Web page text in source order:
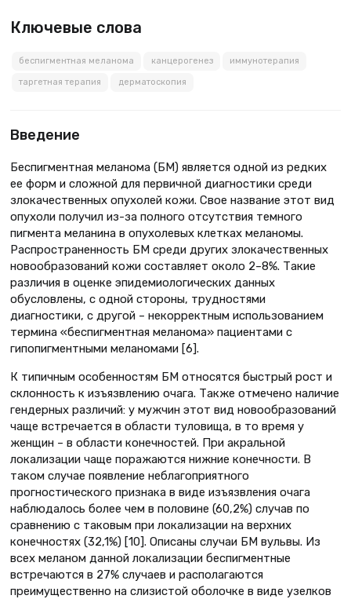
Ключевые слова
беспигментная меланома канцерогенез иммунотерапия
таргетная терапия дерматоскопия
Введение
Беспигментная меланома (БМ) является одной из редких
ее форм и сложной для первичной диагностики среди
злокачественных опухолей кожи. Свое название этот вид
опухоли получил из-за полного отсутствия темного
пигмента меланина в опухолевых клетках меланомы.
Распространенность БМ среди других злокачественных
новообразований кожи составляет около 2–8%. Такие
различия в оценке эпидемиологических данных
обусловлены, с одной стороны, трудностями
диагностики, с другой – некорректным использованием
термина «беспигментная меланома» пациентами с
гипопигментными меланомами [6].
К типичным особенностям БМ относятся быстрый рост и
склонность к изъязвлению очага. Также отмечено наличие
гендерных различий: у мужчин этот вид новообразований
чаще встречается в области туловища, в то время у
женщин – в области конечностей. При акральной
локализации чаще поражаются нижние конечности. В
таком случае появление неблагоприятного
прогностического признака в виде изъязвления очага
наблюдалось более чем в половине (60,2%) случав по
сравнению с таковым при локализации на верхних
конечностях (32,1%) [10]. Описаны случаи БМ вульвы. Из
всех меланом данной локализации беспигментные
встречаются в 27% случаев и располагаются
преимущественно на слизистой оболочке в виде узелков